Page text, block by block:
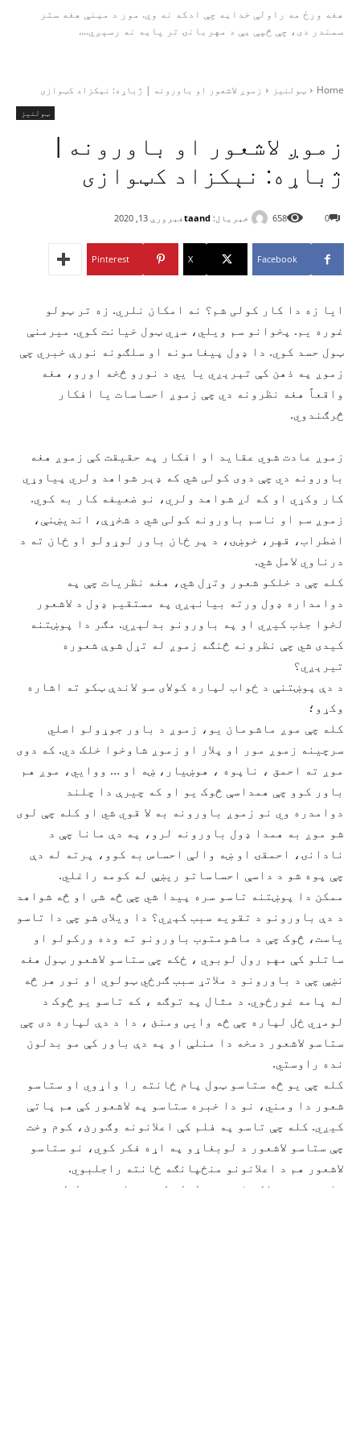
هغه ورځ مه راولې خدایه چې ادکه نه وي. مور د مینې هغه ستر
سمندر دی، چې څپې یې د مهربانۍ تر پایه نه رسېږي....